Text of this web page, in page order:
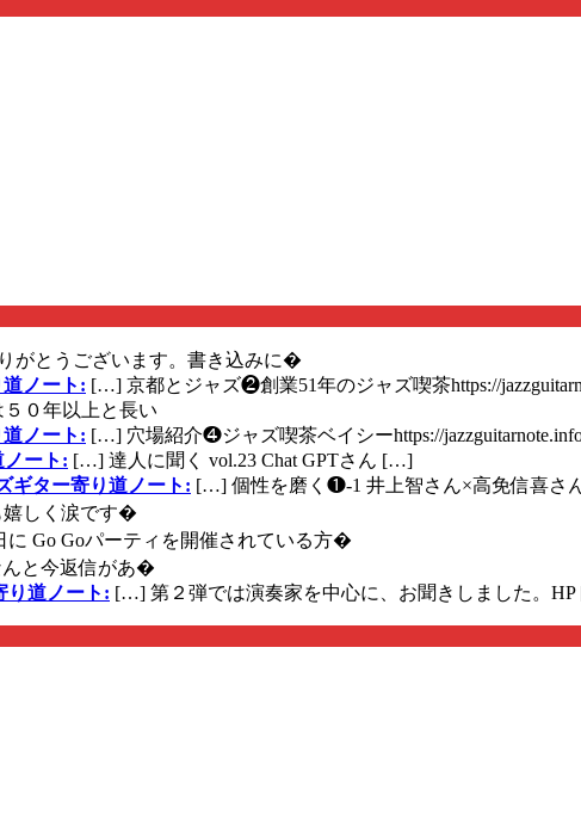
がとうございます。書き込みに�
ノート: […] 京都とジャズ❷創業51年のジャズ喫茶https://
０年以上と長い
ノート: […] 穴場紹介❹ジャズ喫茶ベイシーhttps://
ノート: […] 達人に聞く vol.23 Chat GPTさん […]
ギター寄り道ノート: […] 個性を磨く❶-1 井上智さん×高免信喜さん
嬉しく涙です�
に Go Goパーティを開催されている方�
んと今返信があ�
り道ノート: […] 第２弾では演奏家を中心に、お聞きしました。